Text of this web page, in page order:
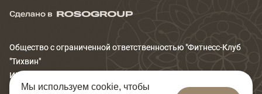
Общество с ограниченной ответственностью "Фитнеcс-Клуб
"Тихвин"
ИНН 6671167320
Юридический адрес: 620014, Свердловская обл., г.
Мы используем cookie, чтобы